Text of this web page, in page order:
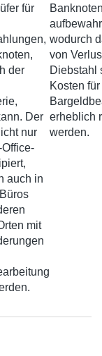
für
der
Der
nur
auch in
mit
wodurch
von
Diebstahl
Kosten
erheblich
werden.